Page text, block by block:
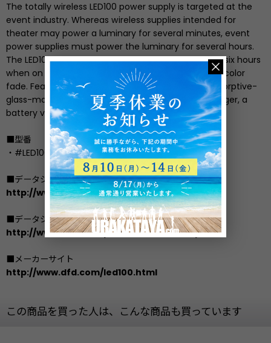
The totally wireless LED100 power supply is targeted at the
event industry. Whereas wireless supplies intended for
theater may power a luminary for several minutes, event
power supplies must power the luminary for several hours.
The LED100 powers a Color Kinetics ColorBlast 12 for six hours
when on full (100% white) and 24 hours on a rolling color
fade. Features include W-DMX wireless control, absorptive-
glass-mat sealed lead acid batteries, a built in charger, a
battery voltmeter.
■型番
・#LED100
■データシート
http://www.dfd.com/pdf/led100-data.pdf
■データシートV1.2
http://www.dfd.com/pdf/led100-man-v1.pdf
■メーカーサイト
http://www.dfd.com/led100.html
この商品を買った人は、こんな商品も買っています